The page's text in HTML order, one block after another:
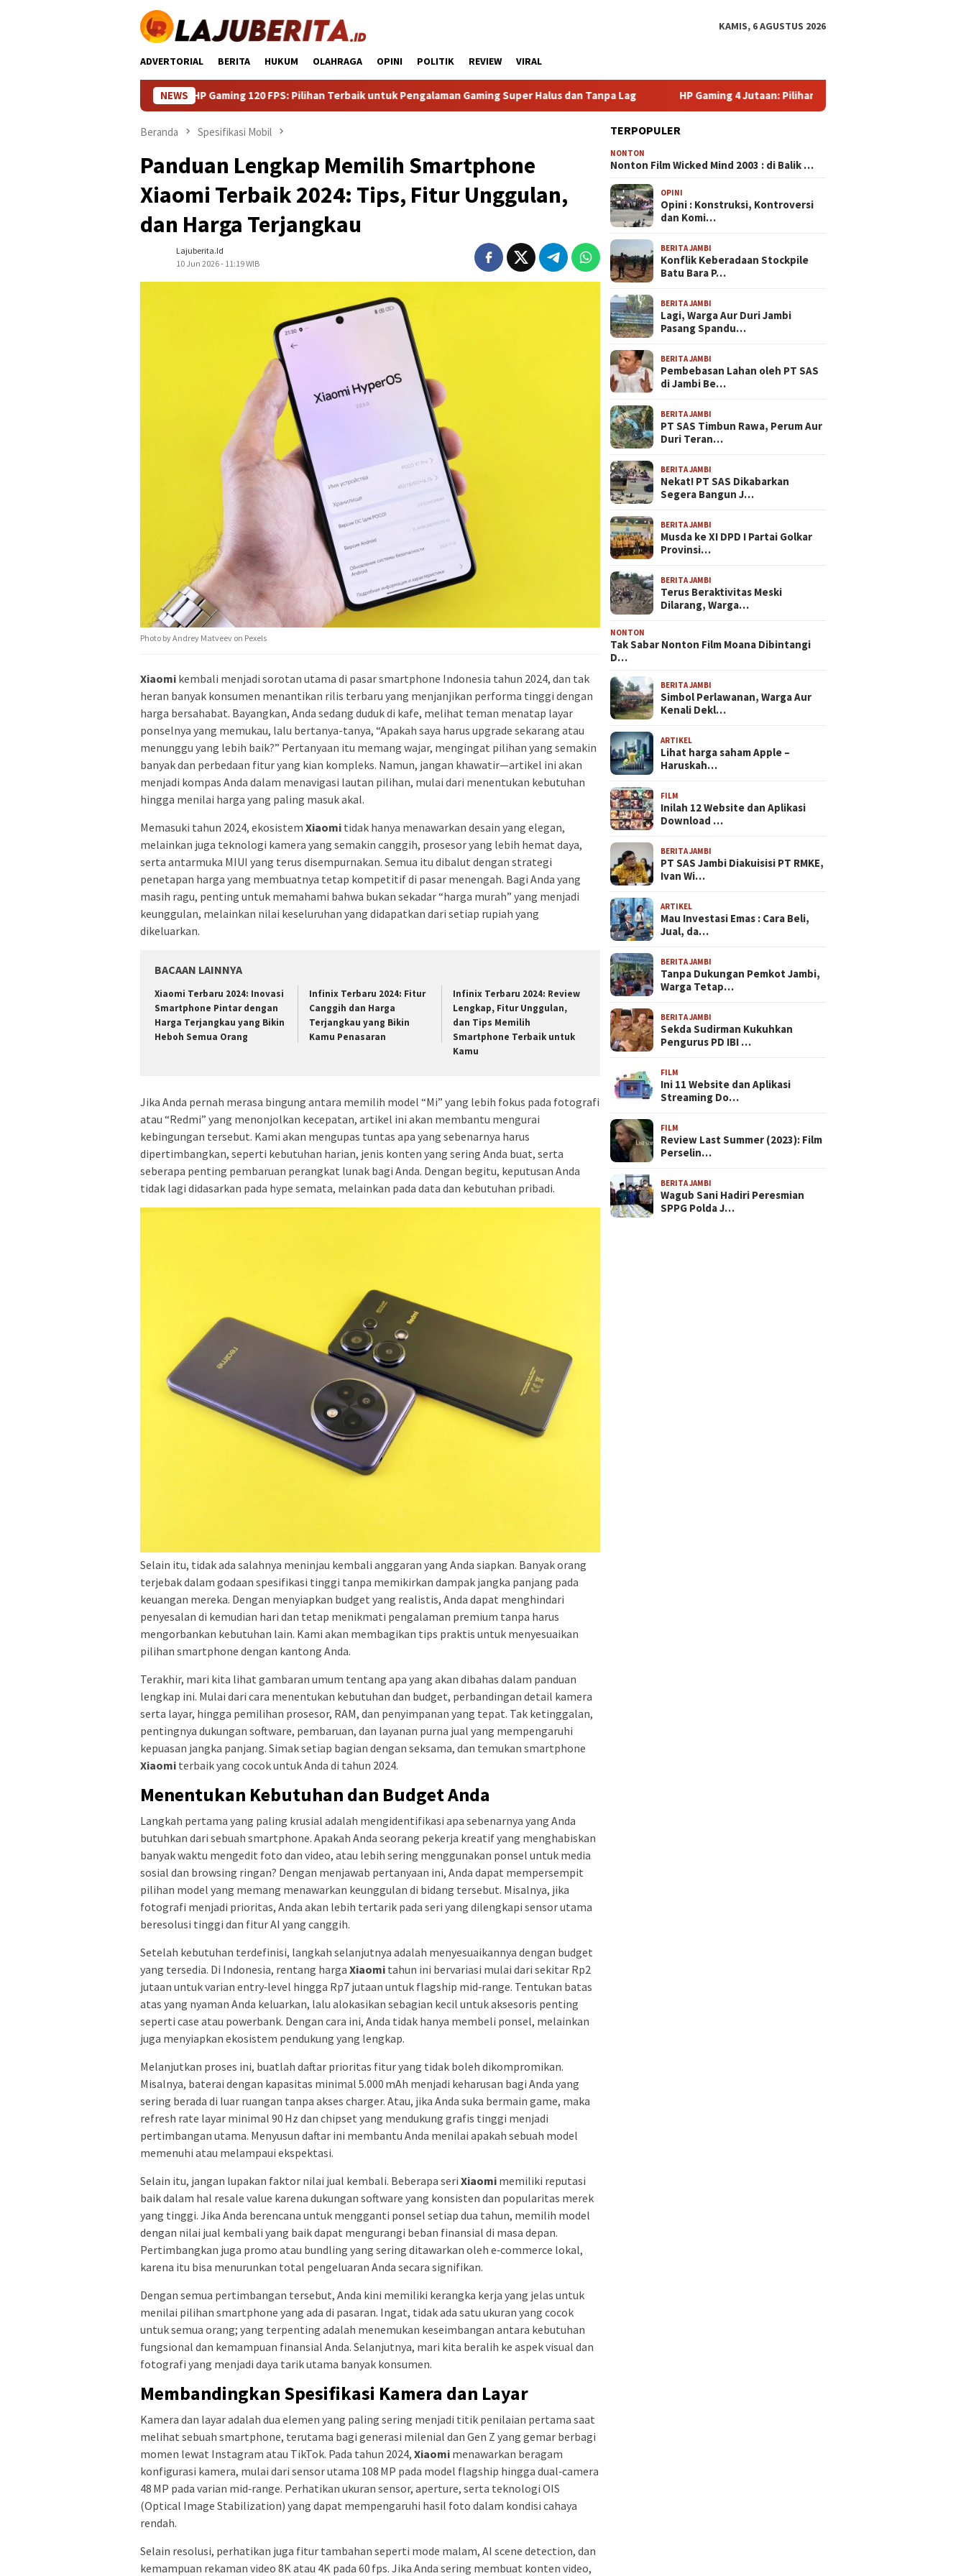
KAMIS, 6 AGUSTUS 2026
ADVERTORIAL BERITA HUKUM OLAHRAGA OPINI POLITIK REVIEW VIRAL
NEWS
HP Gaming 120 FPS: Pilihan Terbaik untuk Pengalaman Gaming Super Halus dan Tanpa Lag HP Gaming 4 Jutaan: Pilihan Terbaik untuk Gamer Budget dengan Performa
Beranda Spesifikasi Mobil
Panduan Lengkap Memilih Smartphone
Xiaomi Terbaik 2024: Tips, Fitur Unggulan,
dan Harga Terjangkau
Lajuberita.id
10 Jun 2026 - 11:19 WIB
Photo by Andrey Matveev on Pexels
Xiaomi kembali menjadi sorotan utama di pasar smartphone Indonesia tahun 2024, dan tak
heran banyak konsumen menantikan rilis terbaru yang menjanjikan performa tinggi dengan
harga bersahabat. Bayangkan, Anda sedang duduk di kafe, melihat teman menatap layar
ponselnya yang memukau, lalu bertanya-tanya, “Apakah saya harus upgrade sekarang atau
menunggu yang lebih baik?” Pertanyaan itu memang wajar, mengingat pilihan yang semakin
banyak dan perbedaan fitur yang kian kompleks. Namun, jangan khawatir—artikel ini akan
menjadi kompas Anda dalam menavigasi lautan pilihan, mulai dari menentukan kebutuhan
hingga menilai harga yang paling masuk akal.
Memasuki tahun 2024, ekosistem Xiaomi tidak hanya menawarkan desain yang elegan,
melainkan juga teknologi kamera yang semakin canggih, prosesor yang lebih hemat daya,
serta antarmuka MIUI yang terus disempurnakan. Semua itu dibalut dengan strategi
penetapan harga yang membuatnya tetap kompetitif di pasar menengah. Bagi Anda yang
masih ragu, penting untuk memahami bahwa bukan sekadar “harga murah” yang menjadi
keunggulan, melainkan nilai keseluruhan yang didapatkan dari setiap rupiah yang
dikeluarkan.
BACAAN LAINNYA
Xiaomi Terbaru 2024: Inovasi
Smartphone Pintar dengan
Harga Terjangkau yang Bikin
Heboh Semua Orang
Infinix Terbaru 2024: Fitur
Canggih dan Harga
Terjangkau yang Bikin
Kamu Penasaran
Infinix Terbaru 2024: Review
Lengkap, Fitur Unggulan,
dan Tips Memilih
Smartphone Terbaik untuk
Kamu
Jika Anda pernah merasa bingung antara memilih model “Mi” yang lebih fokus pada fotografi
atau “Redmi” yang menonjolkan kecepatan, artikel ini akan membantu mengurai
kebingungan tersebut. Kami akan mengupas tuntas apa yang sebenarnya harus
dipertimbangkan, seperti kebutuhan harian, jenis konten yang sering Anda buat, serta
seberapa penting pembaruan perangkat lunak bagi Anda. Dengan begitu, keputusan Anda
tidak lagi didasarkan pada hype semata, melainkan pada data dan kebutuhan pribadi.
Selain itu, tidak ada salahnya meninjau kembali anggaran yang Anda siapkan. Banyak orang
terjebak dalam godaan spesifikasi tinggi tanpa memikirkan dampak jangka panjang pada
keuangan mereka. Dengan menyiapkan budget yang realistis, Anda dapat menghindari
penyesalan di kemudian hari dan tetap menikmati pengalaman premium tanpa harus
mengorbankan kebutuhan lain. Kami akan membagikan tips praktis untuk menyesuaikan
pilihan smartphone dengan kantong Anda.
Terakhir, mari kita lihat gambaran umum tentang apa yang akan dibahas dalam panduan
lengkap ini. Mulai dari cara menentukan kebutuhan dan budget, perbandingan detail kamera
serta layar, hingga pemilihan prosesor, RAM, dan penyimpanan yang tepat. Tak ketinggalan,
pentingnya dukungan software, pembaruan, dan layanan purna jual yang mempengaruhi
kepuasan jangka panjang. Simak setiap bagian dengan seksama, dan temukan smartphone
Xiaomi terbaik yang cocok untuk Anda di tahun 2024.
Menentukan Kebutuhan dan Budget Anda
Langkah pertama yang paling krusial adalah mengidentifikasi apa sebenarnya yang Anda
butuhkan dari sebuah smartphone. Apakah Anda seorang pekerja kreatif yang menghabiskan
banyak waktu mengedit foto dan video, atau lebih sering menggunakan ponsel untuk media
sosial dan browsing ringan? Dengan menjawab pertanyaan ini, Anda dapat mempersempit
pilihan model yang memang menawarkan keunggulan di bidang tersebut. Misalnya, jika
fotografi menjadi prioritas, Anda akan lebih tertarik pada seri yang dilengkapi sensor utama
beresolusi tinggi dan fitur AI yang canggih.
Setelah kebutuhan terdefinisi, langkah selanjutnya adalah menyesuaikannya dengan budget
yang tersedia. Di Indonesia, rentang harga Xiaomi tahun ini bervariasi mulai dari sekitar Rp2
jutaan untuk varian entry‑level hingga Rp7 jutaan untuk flagship mid‑range. Tentukan batas
atas yang nyaman Anda keluarkan, lalu alokasikan sebagian kecil untuk aksesoris penting
seperti case atau powerbank. Dengan cara ini, Anda tidak hanya membeli ponsel, melainkan
juga menyiapkan ekosistem pendukung yang lengkap.
Melanjutkan proses ini, buatlah daftar prioritas fitur yang tidak boleh dikompromikan.
Misalnya, baterai dengan kapasitas minimal 5.000 mAh menjadi keharusan bagi Anda yang
sering berada di luar ruangan tanpa akses charger. Atau, jika Anda suka bermain game, maka
refresh rate layar minimal 90 Hz dan chipset yang mendukung grafis tinggi menjadi
pertimbangan utama. Menyusun daftar ini membantu Anda menilai apakah sebuah model
memenuhi atau melampaui ekspektasi.
Selain itu, jangan lupakan faktor nilai jual kembali. Beberapa seri Xiaomi memiliki reputasi
baik dalam hal resale value karena dukungan software yang konsisten dan popularitas merek
yang tinggi. Jika Anda berencana untuk mengganti ponsel setiap dua tahun, memilih model
dengan nilai jual kembali yang baik dapat mengurangi beban finansial di masa depan.
Pertimbangkan juga promo atau bundling yang sering ditawarkan oleh e‑commerce lokal,
karena itu bisa menurunkan total pengeluaran Anda secara signifikan.
Dengan semua pertimbangan tersebut, Anda kini memiliki kerangka kerja yang jelas untuk
menilai pilihan smartphone yang ada di pasaran. Ingat, tidak ada satu ukuran yang cocok
untuk semua orang; yang terpenting adalah menemukan keseimbangan antara kebutuhan
fungsional dan kemampuan finansial Anda. Selanjutnya, mari kita beralih ke aspek visual dan
fotografi yang menjadi daya tarik utama banyak konsumen.
Membandingkan Spesifikasi Kamera dan Layar
Kamera dan layar adalah dua elemen yang paling sering menjadi titik penilaian pertama saat
melihat sebuah smartphone, terutama bagi generasi milenial dan Gen Z yang gemar berbagi
momen lewat Instagram atau TikTok. Pada tahun 2024, Xiaomi menawarkan beragam
konfigurasi kamera, mulai dari sensor utama 108 MP pada model flagship hingga dual‑camera
48 MP pada varian mid‑range. Perhatikan ukuran sensor, aperture, serta teknologi OIS
(Optical Image Stabilization) yang dapat mempengaruhi hasil foto dalam kondisi cahaya
rendah.
Selain resolusi, perhatikan juga fitur tambahan seperti mode malam, AI scene detection, dan
kemampuan rekaman video 8K atau 4K pada 60 fps. Jika Anda sering membuat konten video,
TERPOPULER
NONTON
Nonton Film Wicked Mind 2003 : di Balik …
OPINI
Opini : Konstruksi, Kontroversi
dan Komi…
BERITA JAMBI
Konflik Keberadaan Stockpile
Batu Bara P…
BERITA JAMBI
Lagi, Warga Aur Duri Jambi
Pasang Spandu…
BERITA JAMBI
Pembebasan Lahan oleh PT SAS
di Jambi Be…
BERITA JAMBI
PT SAS Timbun Rawa, Perum Aur
Duri Teran…
BERITA JAMBI
Nekat! PT SAS Dikabarkan
Segera Bangun J…
BERITA JAMBI
Musda ke XI DPD I Partai Golkar
Provinsi…
BERITA JAMBI
Terus Beraktivitas Meski
Dilarang, Warga…
NONTON
Tak Sabar Nonton Film Moana Dibintangi
D…
BERITA JAMBI
Simbol Perlawanan, Warga Aur
Kenali Dekl…
ARTIKEL
Lihat harga saham Apple –
Haruskah…
FILM
Inilah 12 Website dan Aplikasi
Download …
BERITA JAMBI
PT SAS Jambi Diakuisisi PT RMKE,
Ivan Wi…
ARTIKEL
Mau Investasi Emas : Cara Beli,
Jual, da…
BERITA JAMBI
Tanpa Dukungan Pemkot Jambi,
Warga Tetap…
BERITA JAMBI
Sekda Sudirman Kukuhkan
Pengurus PD IBI …
FILM
Ini 11 Website dan Aplikasi
Streaming Do…
FILM
Review Last Summer (2023): Film
Perselin…
BERITA JAMBI
Wagub Sani Hadiri Peresmian
SPPG Polda J…